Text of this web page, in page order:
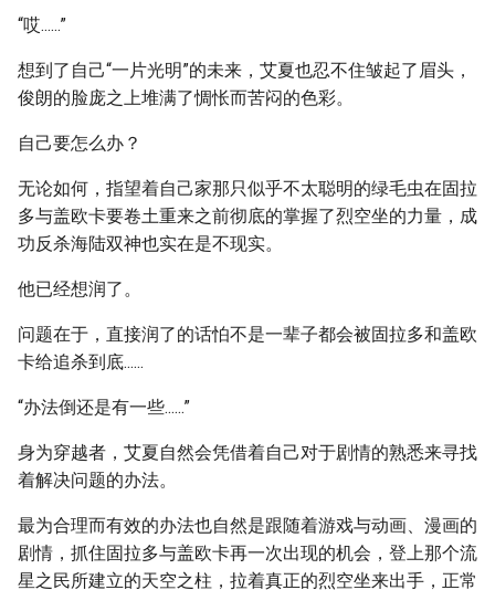
“哎......”
想到了自己“一片光明”的未来，艾夏也忍不住皱起了眉头，
俊朗的脸庞之上堆满了惆怅而苦闷的色彩。
自己要怎么办？
无论如何，指望着自己家那只似乎不太聪明的绿毛虫在固拉
多与盖欧卡要卷土重来之前彻底的掌握了烈空坐的力量，成
功反杀海陆双神也实在是不现实。
他已经想润了。
问题在于，直接润了的话怕不是一辈子都会被固拉多和盖欧
卡给追杀到底......
“办法倒还是有一些......”
身为穿越者，艾夏自然会凭借着自己对于剧情的熟悉来寻找
着解决问题的办法。
最为合理而有效的办法也自然是跟随着游戏与动画、漫画的
剧情，抓住固拉多与盖欧卡再一次出现的机会，登上那个流
星之民所建立的天空之柱，拉着真正的烈空坐来出手，正常